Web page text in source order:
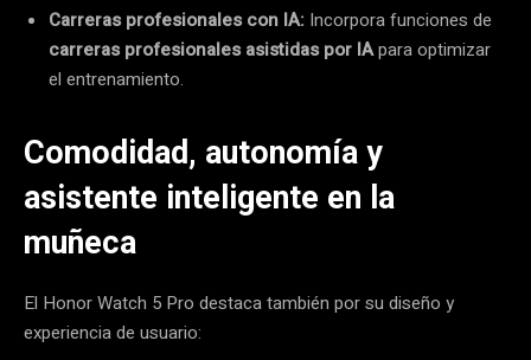
Carreras profesionales con IA: Incorpora funciones de
carreras profesionales asistidas por IApara optimizar
el entrenamiento.
Comodidad, autonomía y
asistente inteligente en la
muñeca
El Honor Watch 5 Pro destaca también por su diseño y
experiencia de usuario: